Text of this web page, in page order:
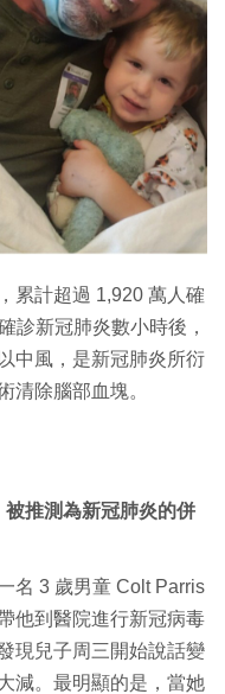
累計超過 1,920 萬人確
診新冠肺炎數小時後，
中風，是新冠肺炎所衍
清除腦部血塊。
推測為新冠肺炎的併
名 3 歲男童 Colt Parris
他到醫院進行新冠病毒
現兒子周三開始說話變
減。最明顯的是，當她